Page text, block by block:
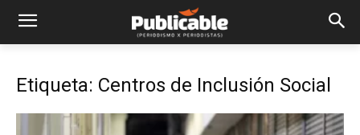
Etiqueta: Centros de Inclusión Social